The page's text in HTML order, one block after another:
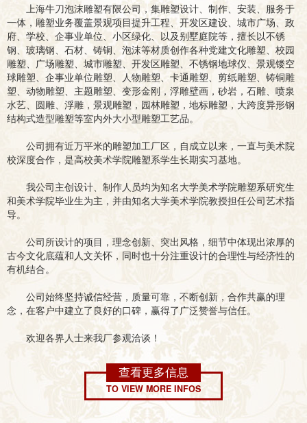
上海牛刀泡沫雕塑有限公司，集雕塑设计、制作、安装、服务于
一体，雕塑业务覆盖景观项目提升工程、开发区建设、城市广场、政
府、学校、企事业单位、小区绿化、以及别墅庭院等，擅长以不锈
钢、玻璃钢、石材、铸铜、泡沫等材质创作各种党建文化雕塑、校园
雕塑、广场雕塑、城市雕塑、开发区雕塑、不锈钢地球仪、景观镂空
球雕塑、企事业单位雕塑、人物雕塑、卡通雕塑、剪纸雕塑、铸铜雕
塑、动物雕塑、主题雕塑、变形金刚，浮雕壁画，砂岩，石雕、喷泉
水艺、圆雕、浮雕，景观雕塑，园林雕塑，地标雕塑，大跨度异形钢
结构式造型雕塑等室内外大小型雕塑工艺品。
公司拥有近万平米的雕塑加工厂区，自成立以来，一直与美术院
校深度合作，是高校美术学院雕塑系学生长期实习基地。
我公司主创设计、制作人员均为知名大学美术学院雕塑系研究生
和美术学院毕业生为主，并由知名大学美术学院教授担任公司艺术指
导。
公司所设计的项目，理念创新、突出风格，细节中体现出浓厚的
古今文化底蕴和人文关怀，同时也十分注重设计的合理性与经济性的
有机结合。
公司始终坚持诚信经营，质量可靠，不断创新，合作共赢的理
念，在客户中建立了良好的口碑，赢得了广泛赞誉与信任。
欢迎各界人士来我厂参观洽谈！
查看更多信息
TO VIEW MORE INFOS